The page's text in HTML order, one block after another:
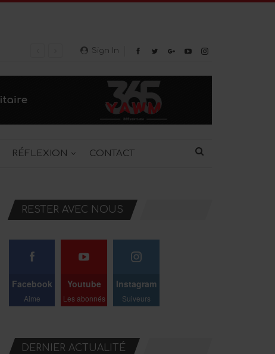
Sign In
RÉFLEXION CONTACT
RESTER AVEC NOUS
Facebook
Aime
Youtube
Les abonnés
Instagram
Suiveurs
DERNIER ACTUALITÉ